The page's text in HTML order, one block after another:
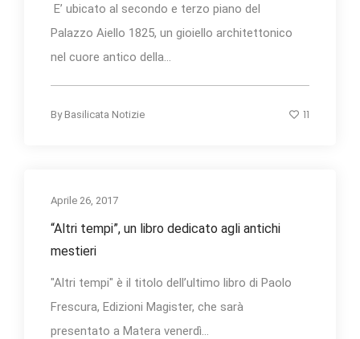
E’ ubicato al secondo e terzo piano del
Palazzo Aiello 1825, un gioiello architettonico
nel cuore antico della...
By Basilicata Notizie 11
Aprile 26, 2017
“Altri tempi”, un libro dedicato agli antichi
mestieri
"Altri tempi" è il titolo dell’ultimo libro di Paolo
Frescura, Edizioni Magister, che sarà
presentato a Matera venerdì...